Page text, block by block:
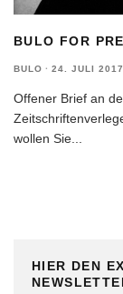
BULO FOR
BULO · 24. JULI 2017
Offener Brief an
wollen Sie
HIER DEN